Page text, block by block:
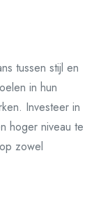
tussen stijl en
in hun
Investeer in
hoger niveau te
zowel